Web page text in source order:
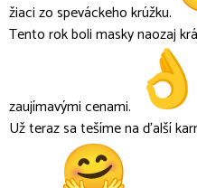
žiaci zo speváckeho krúžku.
Tento rok boli masky naozaj
zaujímavými cenami.
Už teraz sa tešíme na ďalší